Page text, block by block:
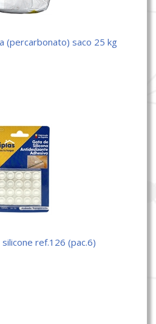
(percarbonato) saco 25 kg
silicone ref.126 (pac.6)